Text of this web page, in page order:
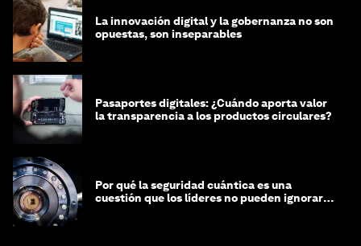
La innovación digital y la gobernanza no son
opuestas, son inseparables
Pasaportes digitales: ¿Cuándo aporta valor
la transparencia a los productos circulares?
Por qué la seguridad cuántica es una
cuestión que los líderes no pueden ignorar